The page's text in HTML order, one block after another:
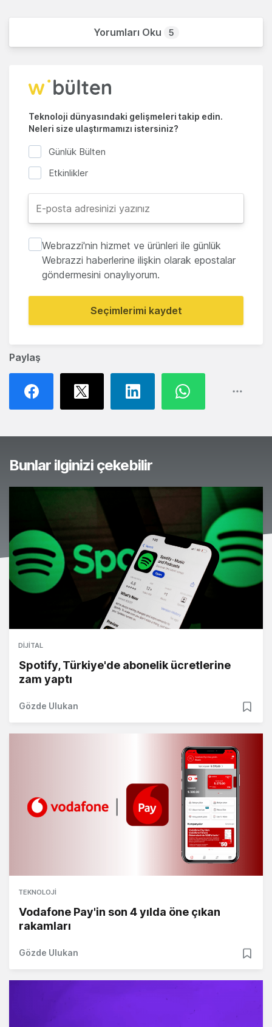
Paylaş
Yorumları Oku 5
Teknoloji dünyasındaki gelişmeleri takip edin.
Neleri size ulaştırmamızı istersiniz?
Günlük Bülten
Etkinlikler
Webrazzi'nin hizmet ve ürünleri ile günlük
Webrazzi haberlerine ilişkin olarak epostalar
göndermesini onaylıyorum.
Seçimlerimi kaydet
Bunlar ilginizi çekebilir
DIJITAL
Spotify, Türkiye'de abonelik ücretlerine
zam yaptı
Gözde Ulukan
TEKNOLOJI
Vodafone Pay'in son 4 yılda öne çıkan
rakamları
Gözde Ulukan